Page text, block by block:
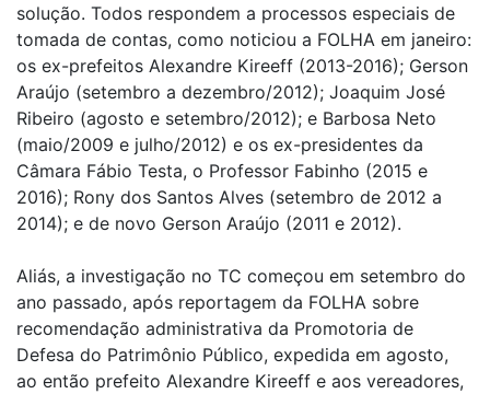
solução. Todos respondem a processos especiais de
tomada de contas, como noticiou a FOLHA em janeiro:
os ex-prefeitos Alexandre Kireeff (2013-2016); Gerson
Araújo (setembro a dezembro/2012); Joaquim José
Ribeiro (agosto e setembro/2012); e Barbosa Neto
(maio/2009 e julho/2012) e os ex-presidentes da
Câmara Fábio Testa, o Professor Fabinho (2015 e
2016); Rony dos Santos Alves (setembro de 2012 a
2014); e de novo Gerson Araújo (2011 e 2012).
Aliás, a investigação no TC começou em setembro do
ano passado, após reportagem da FOLHA sobre
recomendação administrativa da Promotoria de
Defesa do Patrimônio Público, expedida em agosto,
ao então prefeito Alexandre Kireeff e aos vereadores,